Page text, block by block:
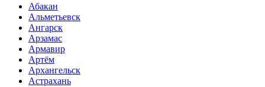
Абакан
Альметьевск
Ангарск
Арзамас
Армавир
Артём
Архангельск
Астрахань